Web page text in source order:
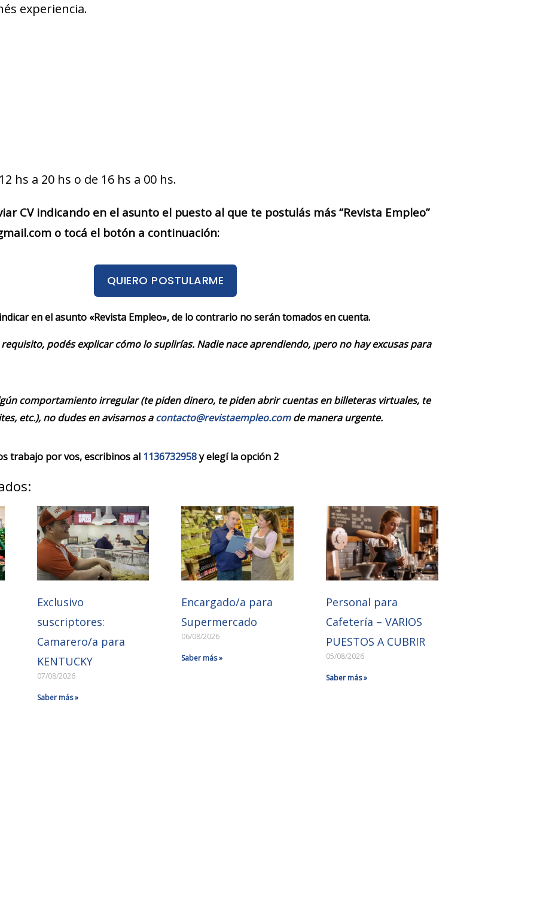
experiencia.
hs a 20 hs o de 16 hs a 00 hs.
CV indicando en el asunto el puesto al que te postulás más “Revista Empleo”
o tocá el botón a continuación:
QUIERO POSTULARME
en el asunto «Revista Empleo», de lo contrario no serán tomados en cuenta.
podés explicar cómo lo suplirías. Nadie nace aprendiendo, ¡pero no hay excusas para
comportamiento irregular (te piden dinero, te piden abrir cuentas en billeteras virtuales, te
etc.), no dudes en avisarnos acontacto@revistaempleo.comde manera urgente.
trabajo por vos, escribinos al 1136732958y elegí la opción 2
Exclusivo
suscriptores:
Camarero/a para
KENTUCKY
07/08/2026
Saber más »
Encargado/a para
Supermercado
06/08/2026
Saber más »
Personal para
Cafetería – VARIOS
PUESTOS A CUBRIR
05/08/2026
Saber más »